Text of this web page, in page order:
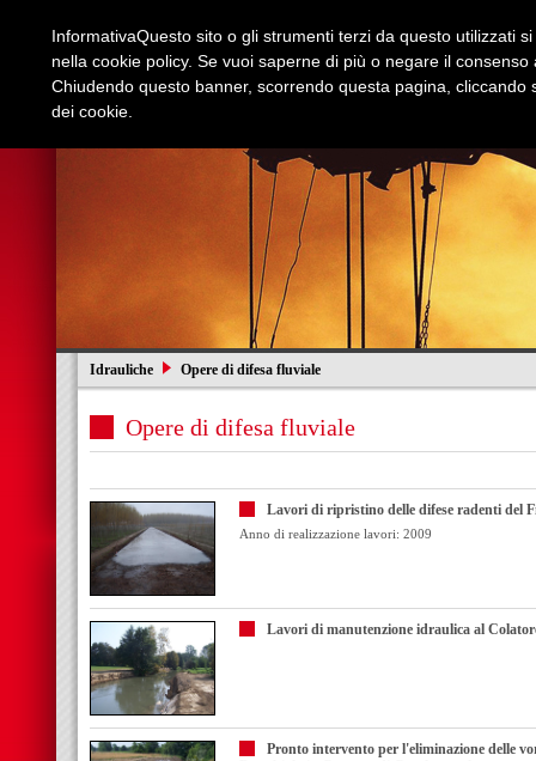
Idrauliche Opere di difesa fluviale
Opere di difesa fluviale
Lavori di ripristino delle difese radenti del
Anno di realizzazione lavori: 2009
Lavori di manutenzione idraulica al
Pronto intervento per l'eliminazione delle
InformativaQuesto sito o gli strumenti terzi da questo utilizzati
nella cookie policy. Se vuoi saperne di più o negare il
Chiudendo questo banner, scorrendo questa pagina,
dei cookie.